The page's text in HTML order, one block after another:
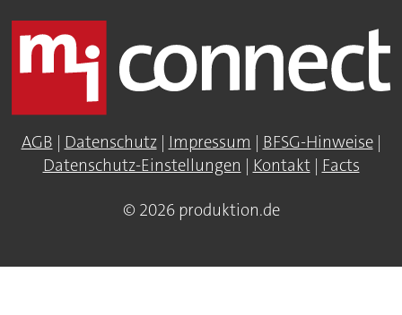
AGB Datenschutz| Impressum BFSG-Hinweise|
Datenschutz-Einstellungen
Kontakt| Facts
© 2026 produktion.de